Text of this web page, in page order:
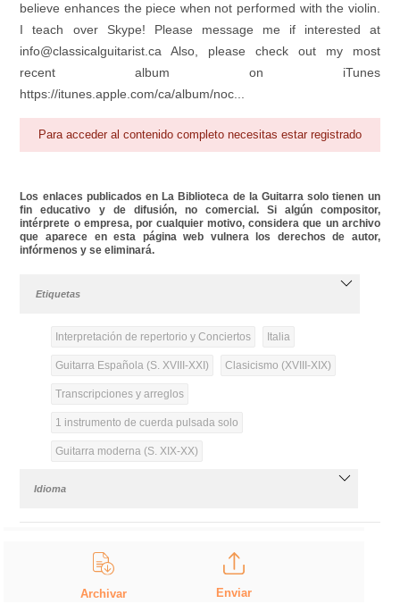
believe enhances the piece when not performed with the violin.
I teach over Skype! Please message me if interested at
info@classicalguitarist.ca Also, please check out my most
recent album on iTunes
https://itunes.apple.com/ca/album/noc...
Para acceder al contenido completo necesitas estar registrado
Los enlaces publicados en La Biblioteca de la Guitarra solo tienen un
fin educativo y de difusión, no comercial. Si algún compositor,
intérprete o empresa, por cualquier motivo, considera que un archivo
que aparece en esta página web vulnera los derechos de autor,
infórmenos y se eliminará.
Etiquetas
Interpretación de repertorio y Conciertos Italia
Guitarra Española (S. XVIII-XXI) Clasicismo (XVIII-XIX)
Transcripciones y arreglos
1 instrumento de cuerda pulsada solo
Guitarra moderna (S. XIX-XX)
Idioma
Archivar Enviar